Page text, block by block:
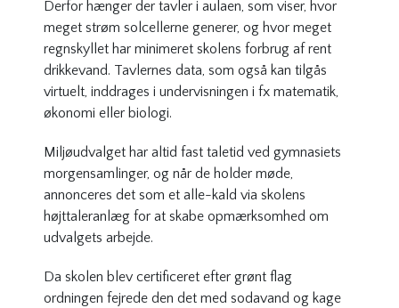
Derfor hænger der tavler i aulaen, som viser, hvor
meget strøm solcellerne generer, og hvor meget
regnskyllet har minimeret skolens forbrug af rent
drikkevand. Tavlernes data, som også kan tilgås
virtuelt, inddrages i undervisningen i fx matematik,
økonomi eller biologi.
Miljøudvalget har altid fast taletid ved gymnasiets
morgensamlinger, og når de holder møde,
annonceres det som et alle-kald via skolens
højttaleranlæg for at skabe opmærksomhed om
udvalgets arbejde.
Da skolen blev certificeret efter grønt flag
ordningen fejrede den det med sodavand og kage